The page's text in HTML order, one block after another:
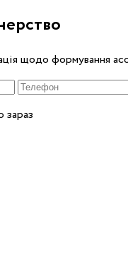
щодо формування
зараз